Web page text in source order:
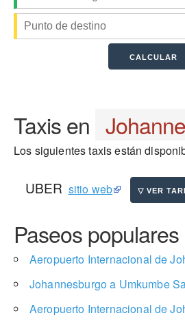
Taxis en
Los siguientes taxis están
UBER sitio web
Paseos populares
Aeropuerto Internacional de Johannesburgo-
Johannesburgo a Umkumbe
Aeropuerto Internacional de Johannesburgo-Oliver Reginald